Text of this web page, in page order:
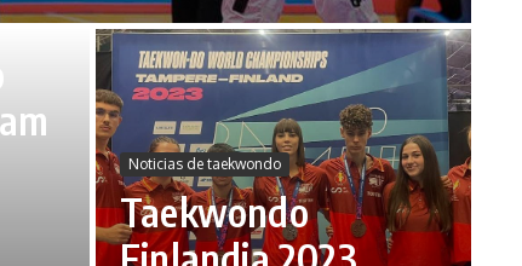
Noticias de taekwondo
Taekwondo